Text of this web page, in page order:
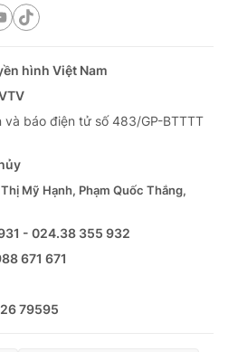
hình Việt Nam
báo điện tử số 483/GP-BTTTT
Mỹ Hạnh, Phạm Quốc Thắng,
- 024.38 355 932
671 671
79595